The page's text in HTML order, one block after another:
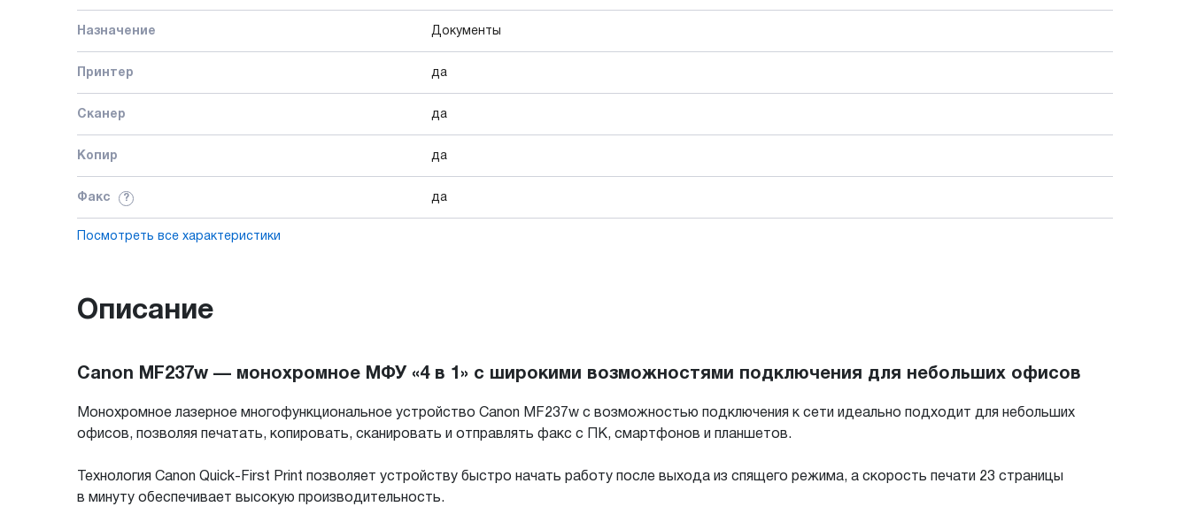
Назначение Документы
Принтер да
Сканер да
Копир да
Факс ? да
Посмотреть все характеристики
Описание
Canon MF237w — монохромное МФУ «4 в 1» с широкими возможностями подключения для небольших офисов
Монохромное лазерное многофункциональное устройство Canon MF237w с возможностью подключения к сети идеально подходит для небольших
офисов, позволяя печатать, копировать, сканировать и отправлять факс с ПК, смартфонов и планшетов.
Технология Canon Quick-First Print позволяет устройству быстро начать работу после выхода из спящего режима, а скорость печати 23 страницы
в минуту обеспечивает высокую производительность.